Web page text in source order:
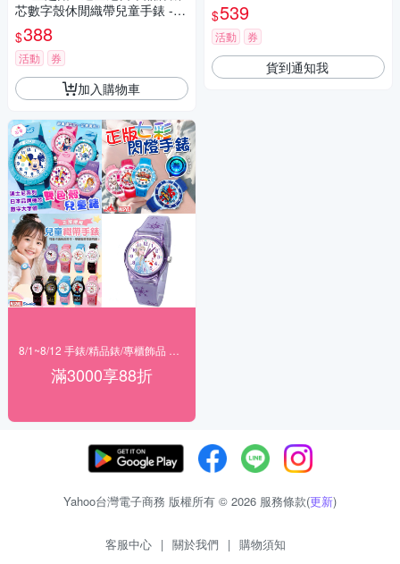
芯數字殼休閒織帶兒童手錶 -
多款可選
$388
活動 券
加入購物車
滿3000享88折
$539
活動 券
貨到通知我
Yahoo台灣電子商務 版權所有 © 2026 服務條款(更新)
客服中心 | 關於我們 | 購物須知